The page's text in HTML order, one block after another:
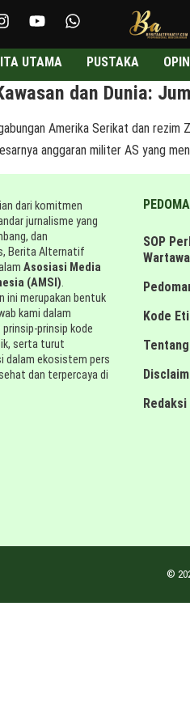
UTAMA PUSTAKA
dan Dunia:
Amerika Serikat dan
anggaran militer AS yang
dari komitmen
jurnalisme yang
dan
Berita Alternatif
Asosiasi Media
(AMSI).
ini merupakan bentuk
kami dalam
prinsip kode
serta turut
dalam ekosistem pers
dan terpercaya di
SOP
Kode
Redaksi
©